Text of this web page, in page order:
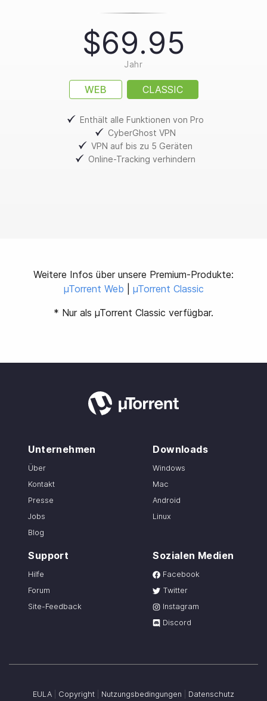
$69.95
Jahr
WEB CLASSIC
Enthält alle Funktionen von Pro
CyberGhost VPN
VPN auf bis zu 5 Geräten
Online-Tracking verhindern
Weitere Infos über unsere Premium-Produkte:
µTorrent Web
µTorrent Classic
* Nur als µTorrent Classic verfügbar.
Unternehmen
Über
Kontakt
Presse
Jobs
Blog
Downloads
Windows
Mac
Android
Linux
Support
Hilfe
Forum
Site-Feedback
Sozialen Medien
Facebook
Twitter
Instagram
Discord
EULA Copyright Nutzungsbedingungen Datenschutz